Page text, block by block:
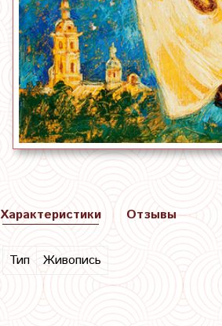
Характеристики
Тип Живопись
Отзывы